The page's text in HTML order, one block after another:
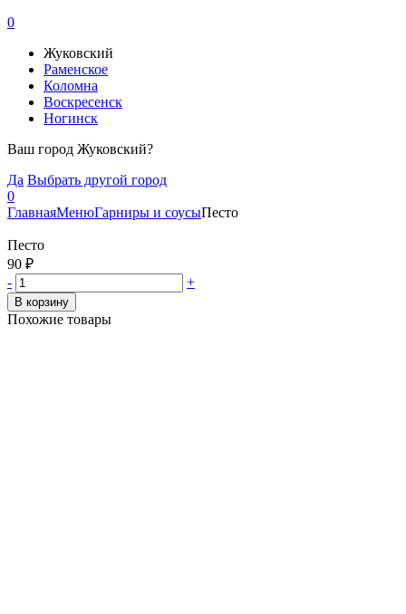
0
Жуковский
Раменское
Коломна
Воскресенск
Ногинск
Ваш город Жуковский?
Да Выбрать другой город
0
ГлавнаяМенюГарниры и соусыПесто
Песто
90 ₽
-
+
В корзину
Похожие товары